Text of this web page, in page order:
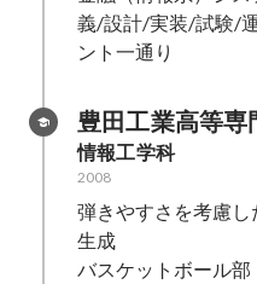
義/設計/実装/試験/
ント一通り
豊田工業高等専
情報工学科
2008
弾きやすさを考慮
生成
バスケットボール部